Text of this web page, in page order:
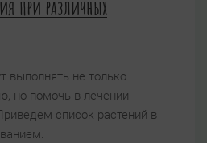
при различных
выполнять не только
но помочь в лечении
список растений в